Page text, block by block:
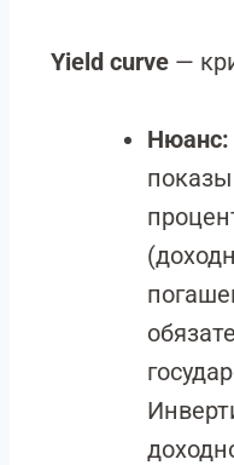
Yield curve —
Нюанс: